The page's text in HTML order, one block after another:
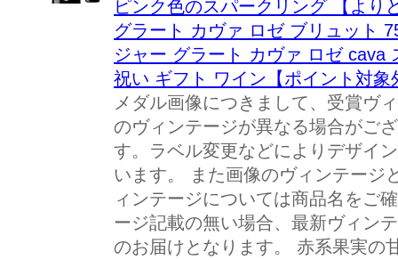
ピンク色のスパークリング 【より
グラート カヴァ ロゼ ブリュット
ジャー グラート カヴァ ロゼ cava
祝い ギフト ワイン【ポイント対象
メダル画像につきまして、受賞ヴ
のヴィンテージが異なる場合がご
す。ラベル変更などによりデザイ
います。 また画像のヴィンテージ
ィンテージについては商品名をご
ージ記載の無い場合、最新ヴィン
のお届けとなります。 赤系果実の